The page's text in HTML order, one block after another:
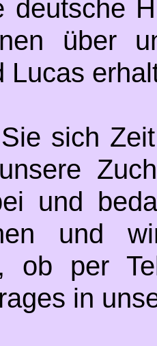
deutsche
über
Lucas
sich
und
und
ob per
in